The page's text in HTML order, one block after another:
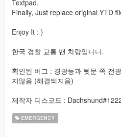
Textpad.
Finally, Just replace original YTD
Enjoy It : )
한국 경찰 교통 밴 차량입니다.
확인된 버그 : 경광등과 뒷문 쪽 전
지않음 (해결되지음)
제작자 디스코드 :
EMERGENCY